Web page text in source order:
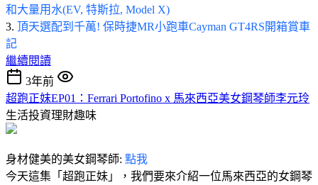
和大量用水(EV, 特斯拉, Model X)
3. 頂天選配到千萬! 保時捷MR小跑車Cayman GT4RS開箱賞車
記
繼續閱讀
3年前
超跑正妹EP01：Ferrari Portofino x 馬來西亞美女鋼琴師李元玲
生活投資理財趣味
身材健美的美女鋼琴師: 點我
今天這集「超跑正妹」，我們要來介紹一位馬來西亞的女鋼琴